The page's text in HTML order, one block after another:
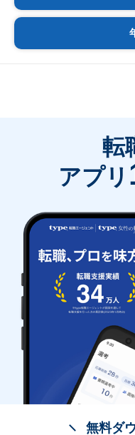
転
アプリ
無料ダ